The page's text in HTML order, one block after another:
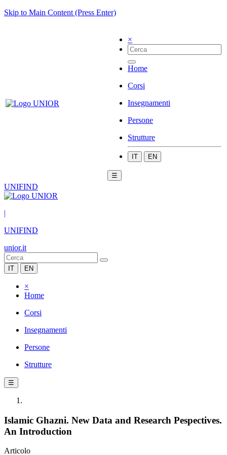
Skip to Main Content (Press Enter)
×
Home
Corsi
Insegnamenti
Persone
Strutture
IT EN
☰
UNIFIND
|
UNIFIND
unior.it
IT EN
×
Home
Corsi
Insegnamenti
Persone
Strutture
☰
Islamic Ghazni. New Data and Research Pespectives.
An Introduction
Articolo